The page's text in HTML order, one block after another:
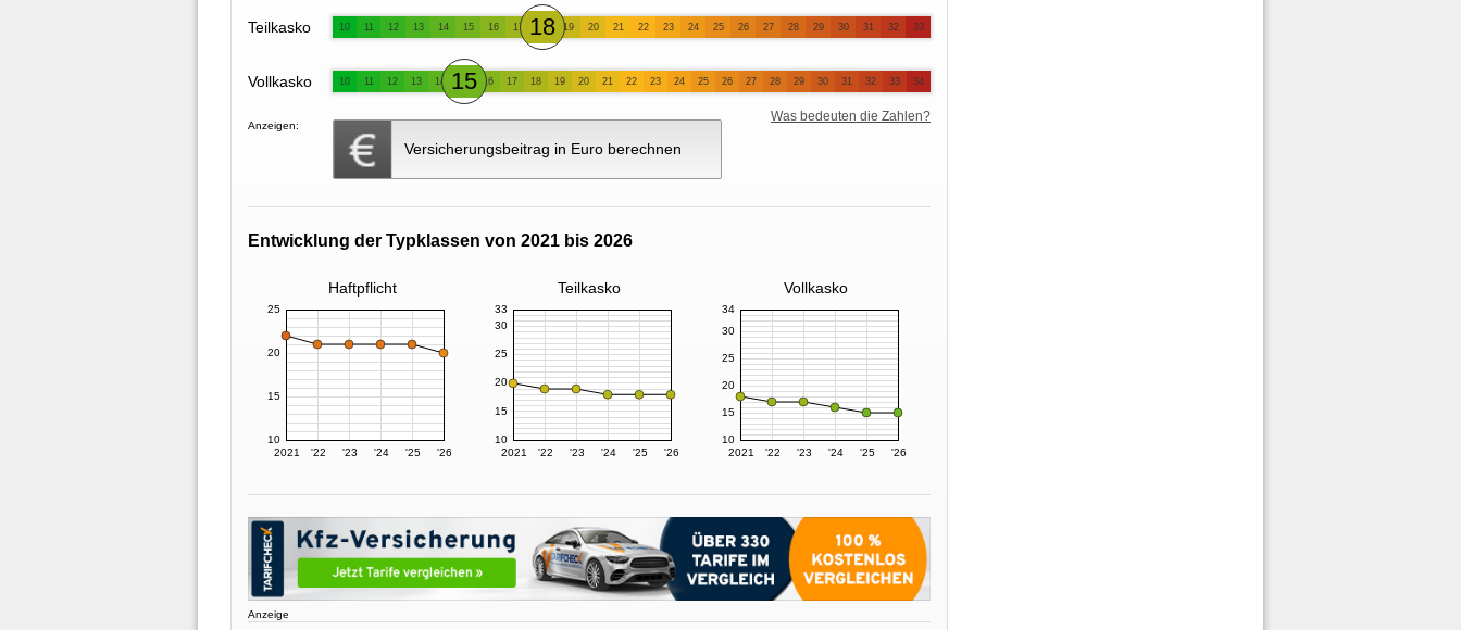
Teilkasko 10 11 12 13 14 15 16 17 18 19 20 21 22 23 24 25 26 27 28 29 30 31 32 33
Vollkasko 10 11 12 13 14 15 16 17 18 19 20 21 22 23 24 25 26 27 28 29 30 31 32 33 34
Anzeigen:
Versicherungsbeitrag in Euro berechnen
Was bedeuten die Zahlen?
Entwicklung der Typklassen von 2021 bis 2026
Haftpflicht Teilkasko Vollkasko
2021 '22 '23 '24 '25 '26
10
15
20
25
2021 '22 '23 '24 '25 '26
10
15
20
25
30
33
2021 '22 '23 '24 '25 '26
10
15
20
25
30
34
Anzeige